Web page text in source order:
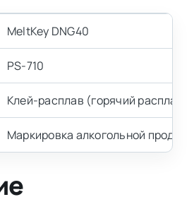
MeltKey DNG40
PS-710
Клей-расплав (горячий расплав)
Маркировка алкогольной